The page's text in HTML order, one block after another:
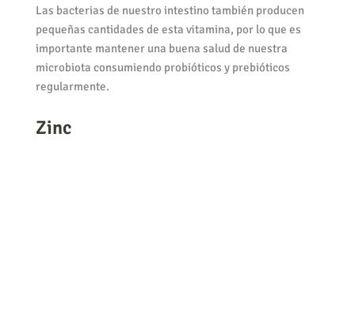
Las bacterias de nuestro intestino también producen
pequeñas cantidades de esta vitamina, por lo que es
importante mantener una buena salud de nuestra
microbiota consumiendo probióticos y prebióticos
regularmente.
Zinc